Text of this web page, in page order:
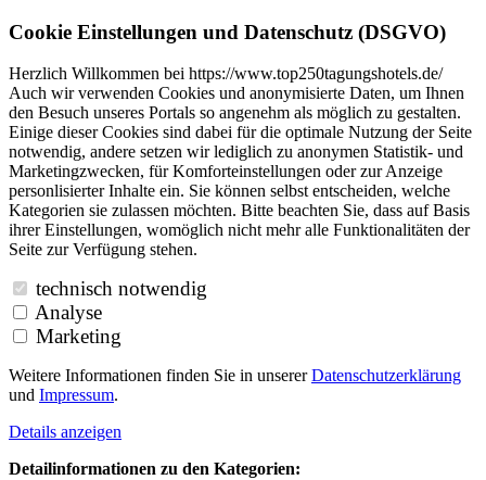
Cookie Einstellungen und Datenschutz (DSGVO)
Herzlich Willkommen bei https://www.top250tagungshotels.de/
Auch wir verwenden Cookies und anonymisierte Daten, um Ihnen
den Besuch unseres Portals so angenehm als möglich zu gestalten.
Einige dieser Cookies sind dabei für die optimale Nutzung der Seite
notwendig, andere setzen wir lediglich zu anonymen Statistik- und
Marketingzwecken, für Komforteinstellungen oder zur Anzeige
personlisierter Inhalte ein. Sie können selbst entscheiden, welche
Kategorien sie zulassen möchten. Bitte beachten Sie, dass auf Basis
ihrer Einstellungen, womöglich nicht mehr alle Funktionalitäten der
Seite zur Verfügung stehen.
technisch notwendig
Analyse
Marketing
Weitere Informationen finden Sie in unsererDatenschutzerklärung
und Impressum.
Details anzeigen
Detailinformationen zu den Kategorien: